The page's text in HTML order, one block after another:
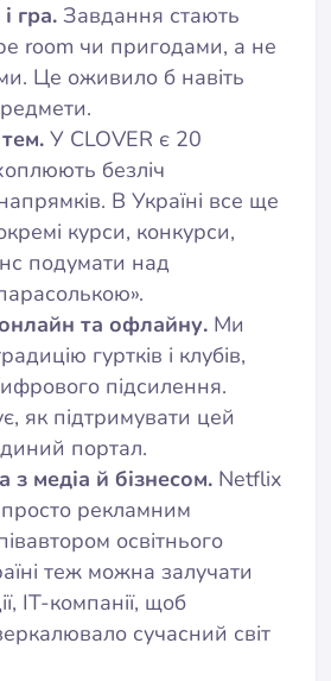
гра. Завдання стають
room чи пригодами, а не
Це оживило б навіть
У CLOVER є 20
безліч
В Україні все ще
курси, конкурси,
подумати над
та офлайну. Ми
гуртків і клубів,
підсилення.
як підтримувати цей
портал.
з медіа й бізнесом. Netflix
рекламним
освітнього
теж можна залучати
IT-компанії, щоб
сучасний світ